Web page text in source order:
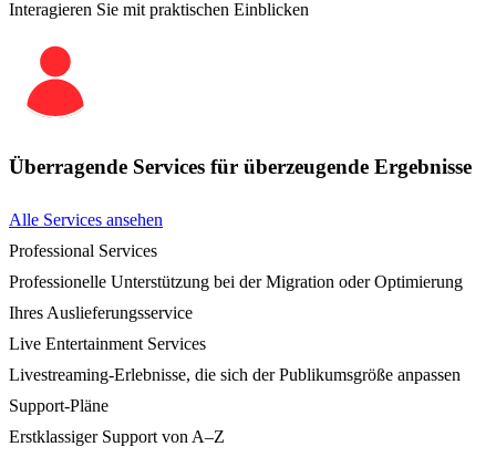
Interagieren Sie mit praktischen Einblicken
Überragende Services für überzeugende Ergebnisse
Alle Services ansehen
Professional Services
Professionelle Unterstützung bei der Migration oder Optimierung
Ihres Auslieferungsservice
Live Entertainment Services
Livestreaming-Erlebnisse, die sich der Publikumsgröße anpassen
Support-Pläne
Erstklassiger Support von A–Z